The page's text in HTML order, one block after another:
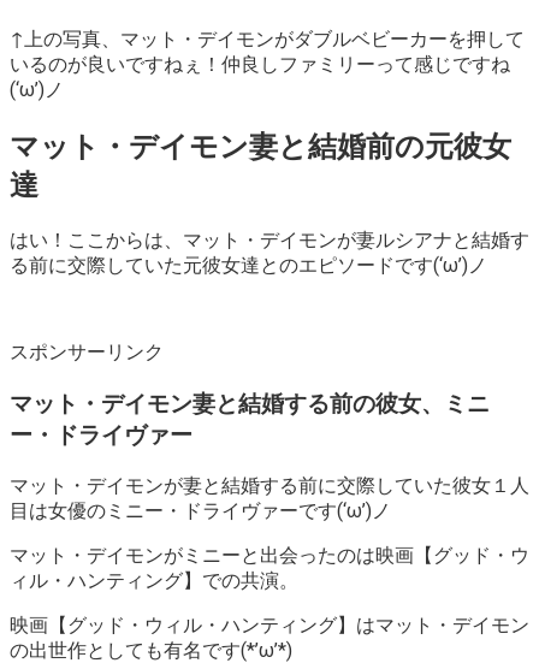
↑上の写真、マット・デイモンがダブルベビーカーを押して
いるのが良いですねぇ！仲良しファミリーって感じですね
(‘ω’)ノ
マット・デイモン妻と結婚前の元彼女
達
はい！ここからは、マット・デイモンが妻ルシアナと結婚す
る前に交際していた元彼女達とのエピソードです(‘ω’)ノ
スポンサーリンク
マット・デイモン妻と結婚する前の彼女、ミニ
ー・ドライヴァー
マット・デイモンが妻と結婚する前に交際していた彼女１人
目は女優のミニー・ドライヴァーです(‘ω’)ノ
マット・デイモンがミニーと出会ったのは映画【グッド・ウ
ィル・ハンティング】 での共演。
映画【グッド・ウィル・ハンティング】 はマット・デイモン
の出世作としても有名です(*’ω’*)